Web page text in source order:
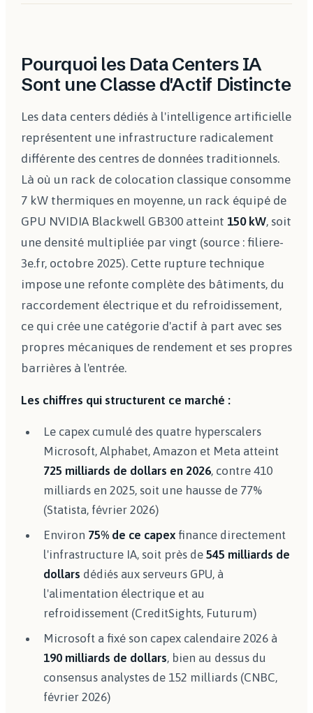
Pourquoi les Data Centers IA
Sont une Classe d'Actif Distincte
Les data centers dédiés à l'intelligence artificielle
représentent une infrastructure radicalement
différente des centres de données traditionnels.
Là où un rack de colocation classique consomme
7 kW thermiques en moyenne, un rack équipé de
GPU NVIDIA Blackwell GB300 atteint 150 kW, soit
une densité multipliée par vingt (source : filiere-
3e.fr, octobre 2025). Cette rupture technique
impose une refonte complète des bâtiments, du
raccordement électrique et du refroidissement,
ce qui crée une catégorie d'actif à part avec ses
propres mécaniques de rendement et ses propres
barrières à l'entrée.
Les chiffres qui structurent ce marché :
Le capex cumulé des quatre hyperscalers
Microsoft, Alphabet, Amazon et Meta atteint
725 milliards de dollars en 2026, contre 410
milliards en 2025, soit une hausse de 77%
(Statista, février 2026)
Environ 75% de ce capex finance directement
l'infrastructure IA, soit près de 545 milliards de
dollars dédiés aux serveurs GPU, à
l'alimentation électrique et au
refroidissement (CreditSights, Futurum)
Microsoft a fixé son capex calendaire 2026 à
190 milliards de dollars, bien au dessus du
consensus analystes de 152 milliards (CNBC,
février 2026)